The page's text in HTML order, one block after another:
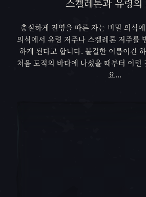
스켈레톤과 유령의
충실하게 진영을 따른 자는 비밀 의식
의식에서 유령 저주나 스켈레톤 저주를
하게 된다고 합니다. 불길한 이름이긴
처음 도적의 바다에 나섰을 때부터 이런
요...